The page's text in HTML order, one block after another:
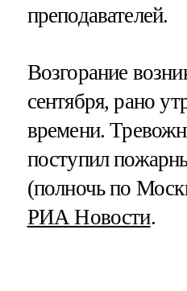
преподавателей.
Возгорание
сентября, рано
времени.
поступил
(полночь по
РИА Новости.